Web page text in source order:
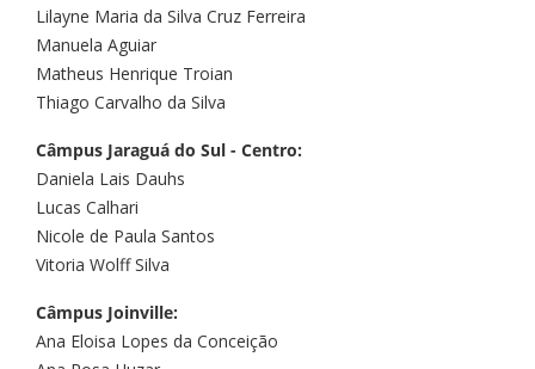
Lilayne Maria da Silva Cruz Ferreira
Manuela Aguiar
Matheus Henrique Troian
Thiago Carvalho da Silva
Câmpus Jaraguá do Sul - Centro:
Daniela Lais Dauhs
Lucas Calhari
Nicole de Paula Santos
Vitoria Wolff Silva
Câmpus Joinville:
Ana Eloisa Lopes da Conceição